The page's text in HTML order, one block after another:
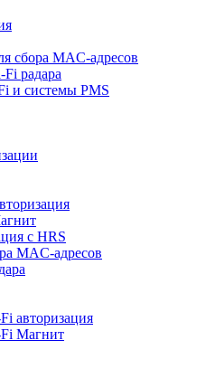
сбора MAC-адресов
радара
и системы PMS
с HRS
MAC-адресов
авторизация
Магнит